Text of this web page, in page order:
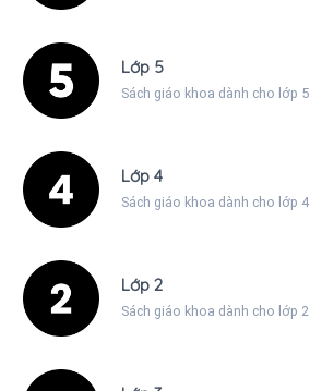
Lớp 5
Sách giáo khoa dành cho lớp 5
Lớp 4
Sách giáo khoa dành cho lớp 4
Lớp 2
Sách giáo khoa dành cho lớp 2